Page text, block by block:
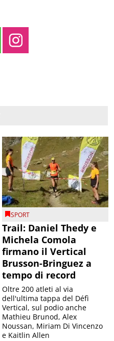
SPORT
Trail: Daniel Thedy e
Michela Comola
firmano il Vertical
Brusson-Bringuez a
tempo di record
Oltre 200 atleti al via
dell'ultima tappa del Défì
Vertical, sul podio anche
Mathieu Brunod, Alex
Noussan, Miriam Di Vincenzo
e Kaitlin Allen